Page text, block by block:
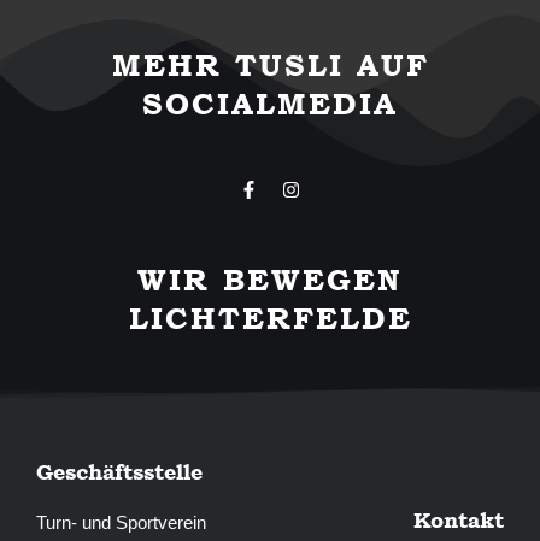
MEHR TUSLI AUF
SOCIALMEDIA
F
a
o
o
k
-
I
n
g
r
a
m
WIR BEWEGEN
LICHTERFELDE
Geschäftsstelle
Turn- und Sportverein
Kontakt